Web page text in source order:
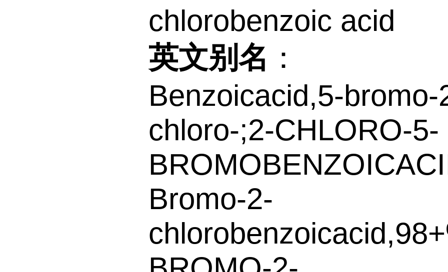
chlorobenzoic acid
英文别名 ：
Benzoicacid,5-bromo-
chloro-;2-CHLORO-5-
Bromo-2-